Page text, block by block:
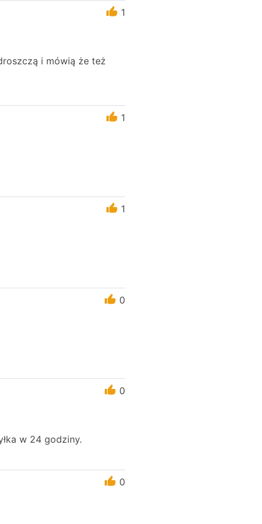
1
i mówią że też
1
1
0
0
w 24 godziny.
0